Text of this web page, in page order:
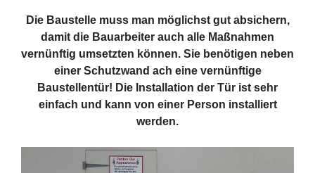
Die Baustelle muss man möglichst gut absichern,
damit die Bauarbeiter auch alle Maßnahmen
vernünftig umsetzten können. Sie benötigen neben
einer Schutzwand ach eine vernünftige
Baustellentür! Die Installation der Tür ist sehr
einfach und kann von einer Person installiert
werden.